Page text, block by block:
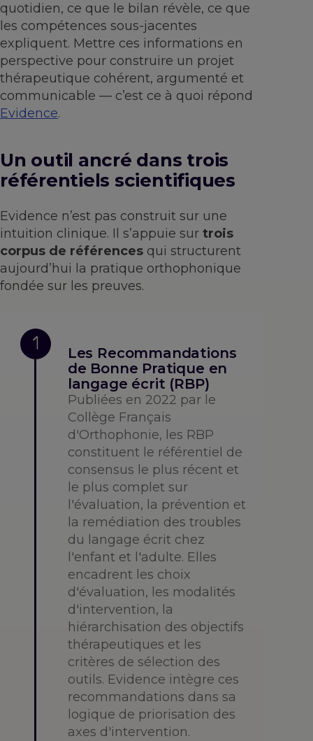
quotidien, ce que le bilan révèle, ce que
les compétences sous-jacentes
expliquent. Mettre ces informations en
perspective pour construire un projet
thérapeutique cohérent, argumenté et
communicable — c’est ce à quoi répond
Evidence.
Un outil ancré dans trois
référentiels scientifiques
Evidence n’est pas construit sur une
intuition clinique. Il s’appuie sur trois
corpus de références qui structurent
aujourd’hui la pratique orthophonique
fondée sur les preuves.
1
Les Recommandations
de Bonne Pratique en
langage écrit (RBP)
Publiées en 2022 par le
Collège Français
d'Orthophonie, les RBP
constituent le référentiel de
consensus le plus récent et
le plus complet sur
l'évaluation, la prévention et
la remédiation des troubles
du langage écrit chez
l'enfant et l'adulte. Elles
encadrent les choix
d'évaluation, les modalités
d'intervention, la
hiérarchisation des objectifs
thérapeutiques et les
critères de sélection des
outils. Evidence intègre ces
recommandations dans sa
logique de priorisation des
axes d'intervention.